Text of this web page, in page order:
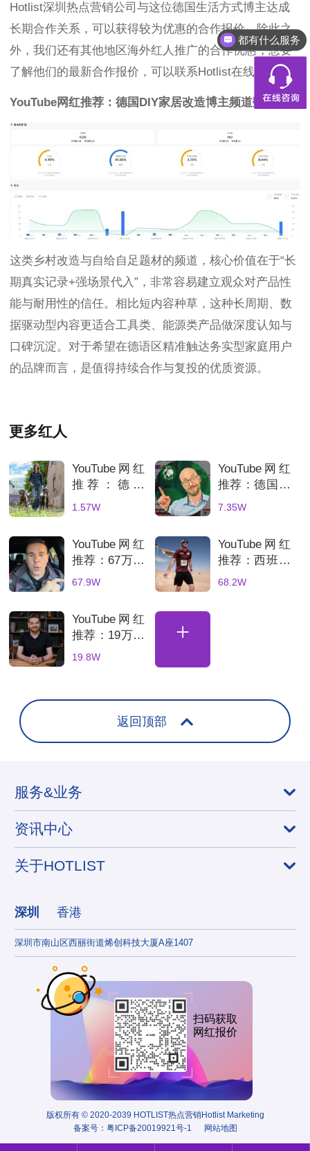
Hotlist深圳热点营销公司与这位德国生活方式博主达成
长期合作关系，可以获得较为优惠的合作报价，除此之
外，我们还有其他地区海外红人推广的合作优惠，想要
了解他们的最新合作报价，可以联系Hotlist在线客服！
YouTube网红推荐：德国DIY家居改造博主频道数据
这类乡村改造与自给自足题材的频道，核心价值在于“长
期真实记录+强场景代入”，非常容易建立观众对产品性
能与耐用性的信任。相比短内容种草，这种长周期、数
据驱动型内容更适合工具类、能源类产品做深度认知与
口碑沉淀。对于希望在德语区精准触达务实型家庭用户
的品牌而言，是值得持续合作与复投的优质资源。
更多红人
YouTube网红
推荐：德国
DIY家居改造
荐
1.57W
YouTube网红
推荐：德国新
能源科技博
作推荐
7.35W
YouTube网红
推荐：67万粉
西班牙汽车博
67.9W
YouTube网红
推荐：西班牙
旅行海外kol
68.2W
YouTube网红
推荐：19万粉
美国3C科技
19.8W
+
返回顶部
服务&业务
资讯中心
关于HOTLIST
深圳 香港
深圳市南山区西丽街道烯创科技大厦A座1407
扫码获取
网红报价
版权所有 © 2020-2039 HOTLIST热点营销Hotlist Marketing
备案号： 粤ICP备20019921号-1 网站地图
都有什么服务